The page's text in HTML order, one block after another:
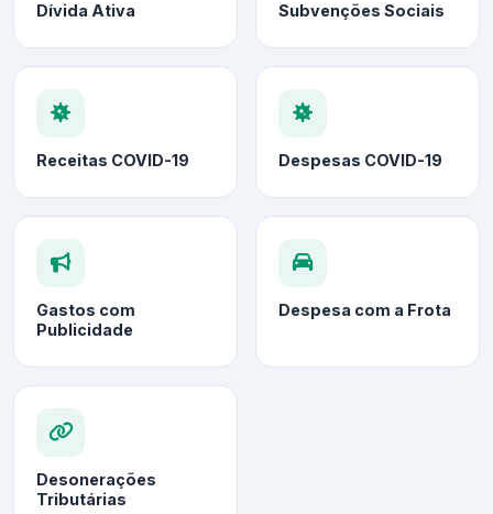
Dívida Ativa Subvenções Sociais
Receitas COVID-19 Despesas COVID-19
Gastos com
Publicidade
Despesa com a Frota
Desonerações
Tributárias